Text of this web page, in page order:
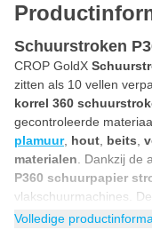
Schuurstroken
CROP GoldX
zitten als 10 vellen
korrel 360
gecontroleerde
plamuur, hout, beits,
materialen. Dankzij de
P360 schuurpapier
vlakschuurmachines.
het papier niet en blijft
Volledige